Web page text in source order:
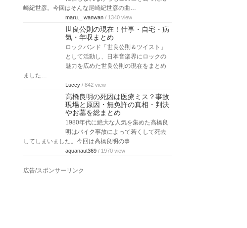
崎紀世彦。今回はそんな尾崎紀世彦の曲…
maru._.wanwan / 1340 view
世良公則の現在！仕事・自宅・病
気・年収まとめ
ロックバンド「世良公則＆ツイスト」
として活動し、日本音楽界にロックの
魅力を広めた世良公則の現在をまとめ
ました…
Luccy / 842 view
高橋良明の死因は医療ミス？事故
現場と原因・無免許の真相・判決
やお墓を総まとめ
1980年代に絶大な人気を集めた高橋良
明はバイク事故によって若くして死去
してしまいました。今回は高橋良明の事…
aquanaut369 / 1970 view
広告/スポンサーリンク